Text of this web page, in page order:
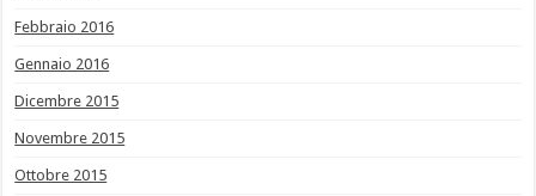
Febbraio 2016
Gennaio 2016
Dicembre 2015
Novembre 2015
Ottobre 2015